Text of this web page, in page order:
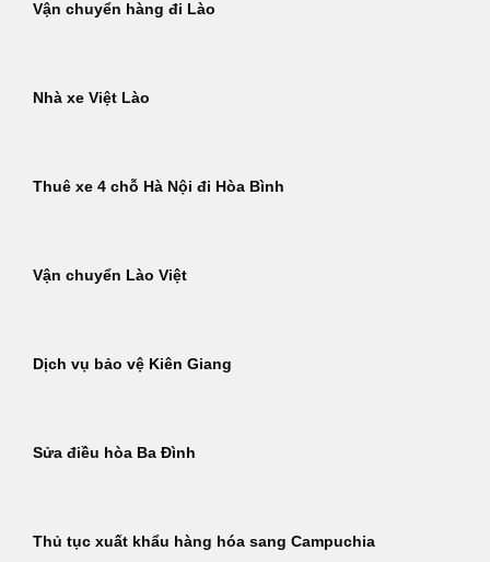
Vận chuyển hàng đi Lào
Nhà xe Việt Lào
Thuê xe 4 chỗ Hà Nội đi Hòa Bình
Vận chuyển Lào Việt
Dịch vụ bảo vệ Kiên Giang
Sửa điều hòa Ba Đình
Thủ tục xuất khẩu hàng hóa sang Campuchia